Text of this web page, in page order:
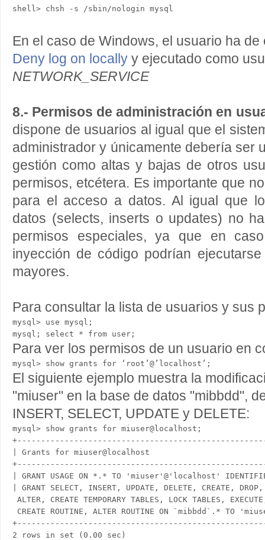
shell> chsh -s /sbin/nologin mysql
En el caso de Windows, el usuario ha
Deny log on locally y ejecutado como
NETWORK_SERVICE
8.- Permisos de administración en
dispone de usuarios al igual que el
administrador y únicamente debería ser
gestión como altas y bajas de otros
permisos, etcétera. Es importante que
para el acceso a datos. Al igual que
datos (selects, inserts o updates) no
permisos especiales, ya que en
inyección de código podrían
mayores.
Para consultar la lista de usuarios y sus
mysql> use mysql;
Para ver los permisos de un usuario en
El siguiente ejemplo muestra la
"miuser" en la base de datos "mibbdd",
INSERT, SELECT, UPDATE y DELETE:
mysql> show grants for miuser@localhost;
| Grants for miuser@localhost
| GRANT USAGE ON *.* TO 'miuser'@'localhost'
| GRANT SELECT, INSERT, UPDATE, DELETE, CREATE,
ALTER, CREATE TEMPORARY TABLES, LOCK TABLES,
CREATE ROUTINE, ALTER ROUTINE ON `mibbdd`.* TO
2 rows in set (0.00 sec)